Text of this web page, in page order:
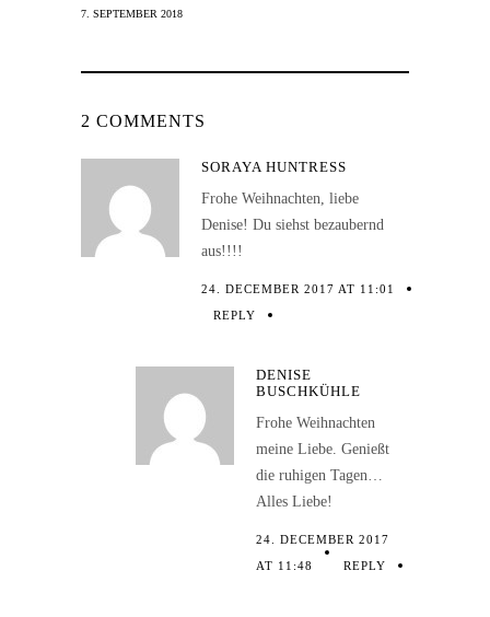
7. SEPTEMBER 2018
2 COMMENTS
SORAYA HUNTRESS
Frohe Weihnachten, liebe
Denise! Du siehst bezaubernd
aus!!!!
24. DECEMBER 2017 AT 11:01
REPLY
DENISE
BUSCHKÜHLE
Frohe Weihnachten
meine Liebe. Genießt
die ruhigen Tagen…
Alles Liebe!
24. DECEMBER 2017
AT 11:48
REPLY